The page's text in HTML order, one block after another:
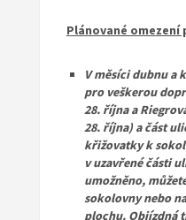
Plánované
V měsíci dubnu a
pro veškerou
28. října a
28. října) a část
křižovatky k
v uzavřené části
umožněno,
sokolovny nebo
plochu. Objízdná